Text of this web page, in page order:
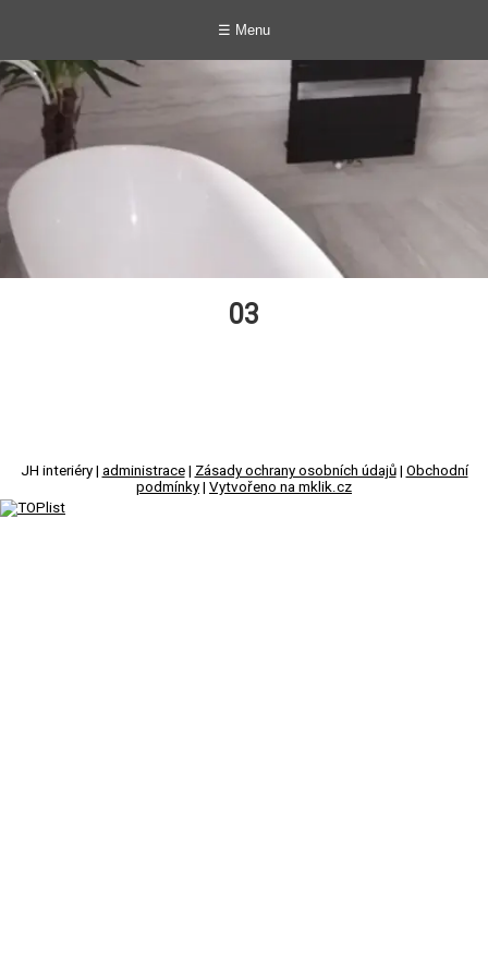
☰ Menu
03
JH interiéry | administrace| Zásady ochrany osobních údajů| Obchodní
podmínky | Vytvořeno na mklik.cz